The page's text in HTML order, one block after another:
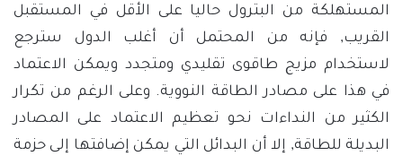
المستهلكة من البترول حاليا على الأقل في المستقبل
القريب, فإنه من المحتمل أن أغلب الدول سترجع
لاستخدام مزيج طاقوى تقليدي ومتجدد ويمكن الاعتماد
في هذا على مصادر الطاقة النووية. وعلى الرغم من تكرار
الكثير من النداءات نحو تعظيم الاعتماد على المصادر
البديلة للطاقة, إلا أن البدائل التي يمكن إضافتها إلى حزمة